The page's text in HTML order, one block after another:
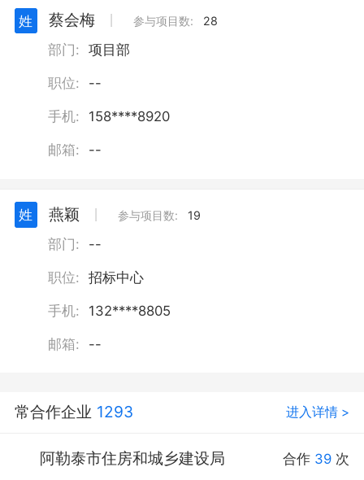
姓 蔡会梅 参与项目数: 28
部门: 项目部
职位: --
手机: 158****8920
邮箱: --
姓 燕颖 参与项目数: 19
部门: --
职位: 招标中心
手机: 132****8805
邮箱: --
常合作企业 1293 进入详情 >
阿勒泰市住房和城乡建设局 合作 39 次